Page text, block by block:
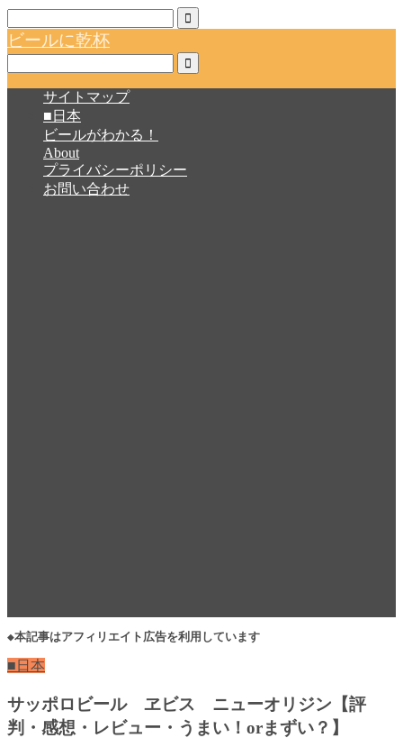
ビールに乾杯
サイトマップ
■日本
ビールがわかる！
About
プライバシーポリシー
お問い合わせ
◆本記事はアフィリエイト広告を利用しています
■日本
サッポロビール ヱビス ニューオリジン【評
判・感想・レビュー・うまい！orまずい？】